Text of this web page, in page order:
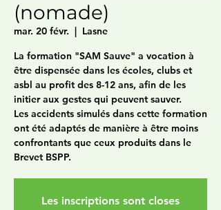
(nomade)
mar. 20 févr.
  |
Lasne
La formation "SAM Sauve" a vocation à
être dispensée dans les écoles, clubs et
asbl au profit des 8-12 ans, afin de les
initier aux gestes qui peuvent sauver.
Les accidents simulés dans cette formation
ont été adaptés de manière à être moins
confrontants que ceux produits dans le
Brevet BSPP.
Les inscriptions sont closes